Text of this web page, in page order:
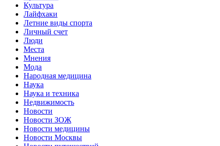
Культура
Лайфхаки
Летние виды спорта
Личный счет
Люди
Места
Мнения
Мода
Народная медицина
Наука
Наука и техника
Недвижимость
Новости
Новости ЗОЖ
Новости медицины
Новости Москвы